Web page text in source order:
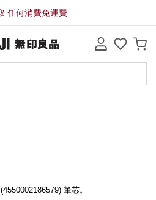
任何消費免運費
筆芯。